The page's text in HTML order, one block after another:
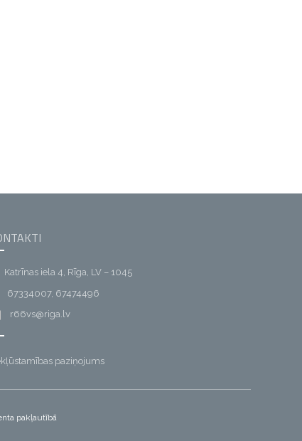
Katrīnas iela 4, Rīga, LV – 1045
67334007, 67474496
r66vs@riga.lv
paziņojums
pakļautībā